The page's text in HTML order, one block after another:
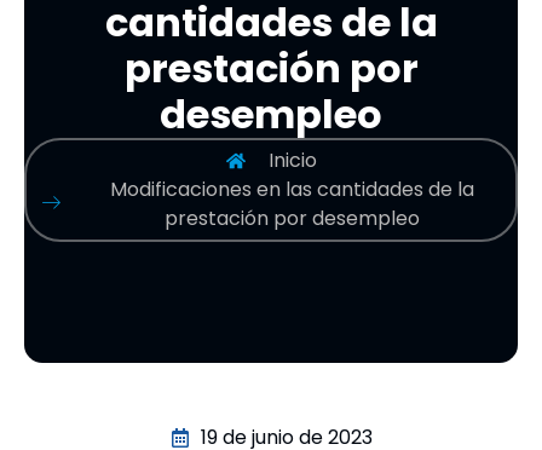
cantidades de la
prestación por
desempleo
Inicio
Modificaciones en las cantidades de la
prestación por desempleo
19 de junio de 2023